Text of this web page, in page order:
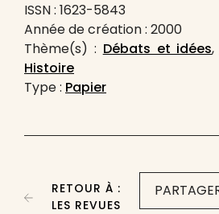
ISSN : 1623-5843
Année de création : 2000
Thème(s) : Débats et idées,
Histoire
Type : Papier
RETOUR À :
LES REVUES